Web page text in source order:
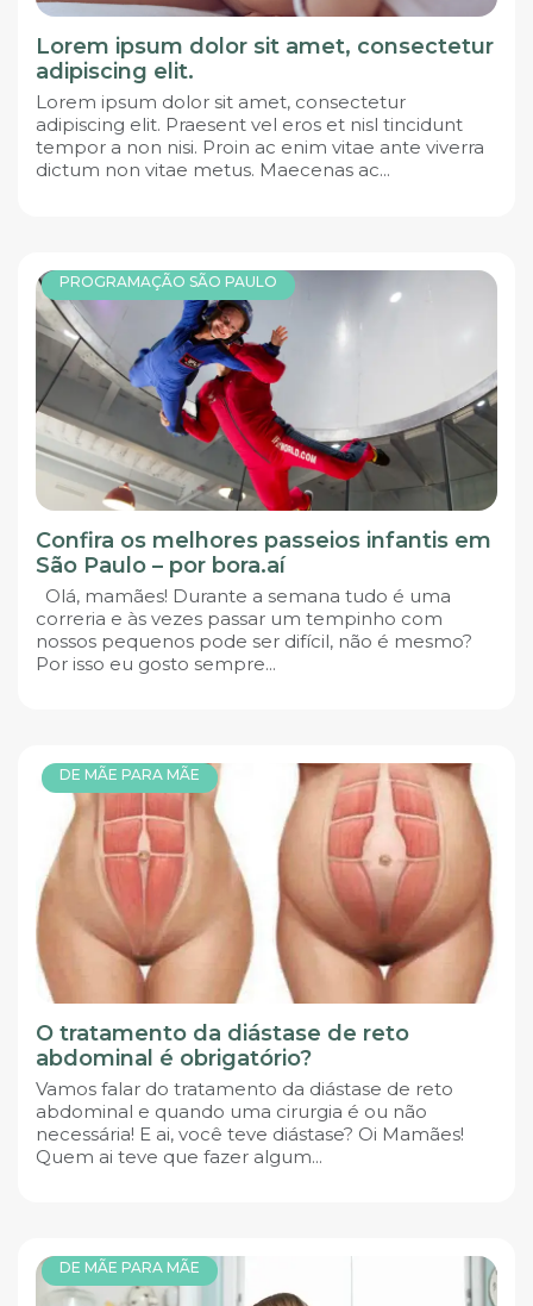
Lorem ipsum dolor sit amet, consectetur
adipiscing elit.
Lorem ipsum dolor sit amet, consectetur
adipiscing elit. Praesent vel eros et nisl tincidunt
tempor a non nisi. Proin ac enim vitae ante viverra
dictum non vitae metus. Maecenas ac...
PROGRAMAÇÃO SÃO PAULO
Confira os melhores passeios infantis em
São Paulo – por bora.aí
Olá, mamães! Durante a semana tudo é uma
correria e às vezes passar um tempinho com
nossos pequenos pode ser difícil, não é mesmo?
Por isso eu gosto sempre...
DE MÃE PARA MÃE
O tratamento da diástase de reto
abdominal é obrigatório?
Vamos falar do tratamento da diástase de reto
abdominal e quando uma cirurgia é ou não
necessária! E ai, você teve diástase? Oi Mamães!
Quem ai teve que fazer algum...
DE MÃE PARA MÃE